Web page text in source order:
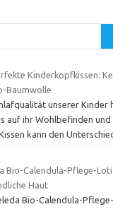
Kinderkopfkissen:
Baumwolle
unserer Kinder
auf ihr Wohlbefinden und
kann den
Bio-Calendula-Pflege-
Haut
Bio-Calendula-